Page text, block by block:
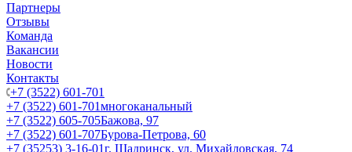
Партнеры
Отзывы
Команда
Вакансии
Новости
Контакты
+7 (3522) 601-701
+7 (3522) 601-701многоканальный
+7 (3522) 605-705Бажова, 97
+7 (3522) 601-707Бурова-Петрова, 60
+7 (35253) 3-16-01г. Шадринск, ул. Михайловская, 74